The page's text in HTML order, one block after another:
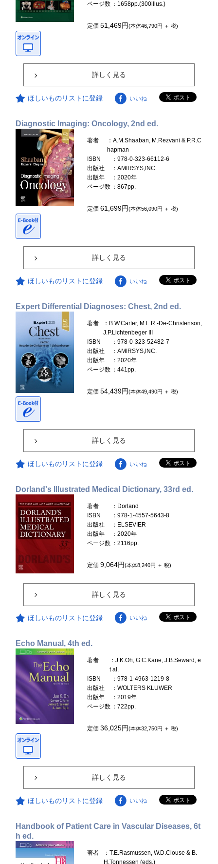
ページ数 ：1658pp.(300illus.)
定価51,469円(本体46,790円 ＋ 税)
詳しく見る
ほしいものリストに登録 いいね
Diagnostic Imaging: Oncology, 2nd ed.
著者
：A.M.Shaaban, M.Rezvani & P.R.C
hapman
ISBN
：978-0-323-66112-6
出版社
：AMIRSYS,INC.
出版年
：2020年
ページ数 ：867pp.
定価61,699円(本体56,090円 ＋ 税)
詳しく見る
ほしいものリストに登録 いいね
Expert Differential Diagnoses: Chest, 2nd ed.
著者
：B.W.Carter, M.L.R.-De-Christenson,
J.P.Lichtenbeger III
ISBN
：978-0-323-52482-7
出版社
：AMIRSYS,INC.
出版年
：2020年
ページ数 ：441pp.
定価54,439円(本体49,490円 ＋ 税)
詳しく見る
ほしいものリストに登録 いいね
Dorland's Illustrated Medical Dictionary, 33rd ed.
著者
：Dorland
ISBN
：978-1-4557-5643-8
出版社
：ELSEVIER
出版年
：2020年
ページ数 ：2116pp.
定価9,064円(本体8,240円 ＋ 税)
詳しく見る
ほしいものリストに登録 いいね
Echo Manual, 4th ed.
著者
：J.K.Oh, G.C.Kane, J.B.Seward, e
t al.
ISBN
：978-1-4963-1219-8
出版社
：WOLTERS KLUWER
出版年
：2019年
ページ数 ：722pp.
定価36,025円(本体32,750円 ＋ 税)
詳しく見る
ほしいものリストに登録 いいね
Handbook of Patient Care in Vascular Diseases, 6t
h ed.
著者
：T.E.Rasmussen, W.D.Clouse & B.
H.Tonnessen (eds.)